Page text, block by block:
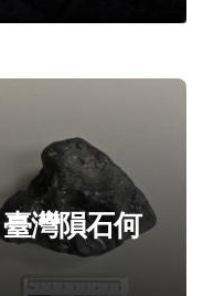
灣隕石何